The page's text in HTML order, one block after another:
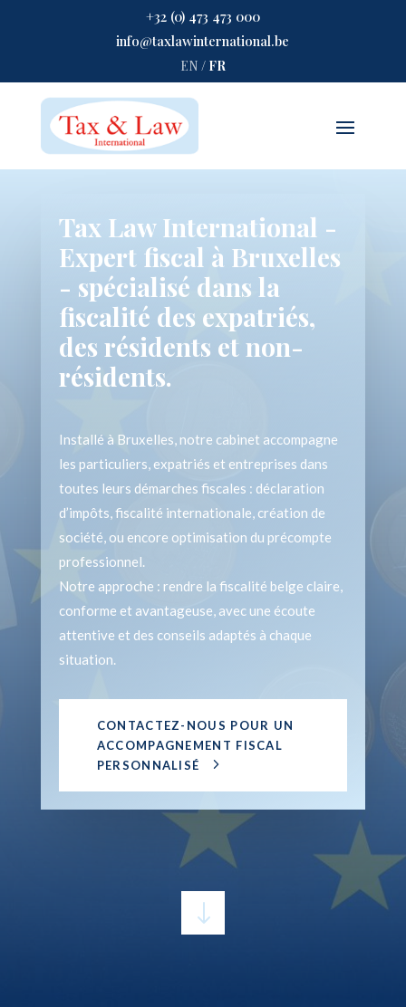
+32 (0) 473 473 000
info@taxlawinternational.be
EN / FR
Tax Law International -
Expert fiscal à Bruxelles
- spécialisé dans la
fiscalité des expatriés,
des résidents et non-
résidents.
Installé à Bruxelles, notre cabinet accompagne
les particuliers, expatriés et entreprises dans
toutes leurs démarches fiscales : déclaration
d’impôts, fiscalité internationale, création de
société, ou encore optimisation du précompte
professionnel.
Notre approche : rendre la fiscalité belge claire,
conforme et avantageuse, avec une écoute
attentive et des conseils adaptés à chaque
situation.
CONTACTEZ-NOUS POUR UN
ACCOMPAGNEMENT FISCAL
PERSONNALISÉ
"